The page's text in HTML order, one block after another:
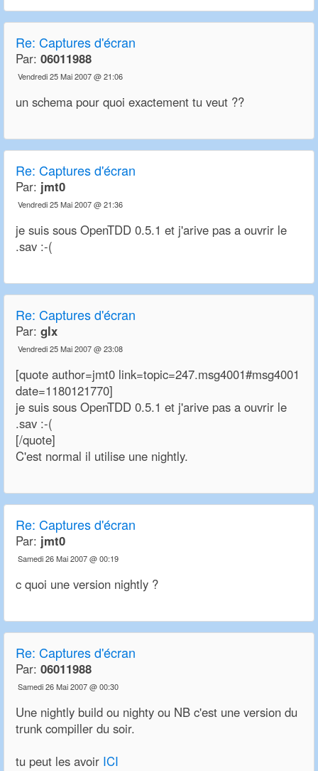
Re: Captures d'écran
Par: 06011988
Vendredi 25 Mai 2007 @ 21:06
un schema pour quoi exactement tu veut ??
Re: Captures d'écran
Par: jmt0
Vendredi 25 Mai 2007 @ 21:36
je suis sous OpenTDD 0.5.1 et j'arive pas a ouvrir le
.sav :-(
Re: Captures d'écran
Par: glx
Vendredi 25 Mai 2007 @ 23:08
[quote author=jmt0 link=topic=247.msg4001#msg4001
date=1180121770]
je suis sous OpenTDD 0.5.1 et j'arive pas a ouvrir le
.sav :-(
[/quote]
C'est normal il utilise une nightly.
Re: Captures d'écran
Par: jmt0
Samedi 26 Mai 2007 @ 00:19
c quoi une version nightly ?
Re: Captures d'écran
Par: 06011988
Samedi 26 Mai 2007 @ 00:30
Une nightly build ou nighty ou NB c'est une version du
trunk compiller du soir.
tu peut les avoir ICI